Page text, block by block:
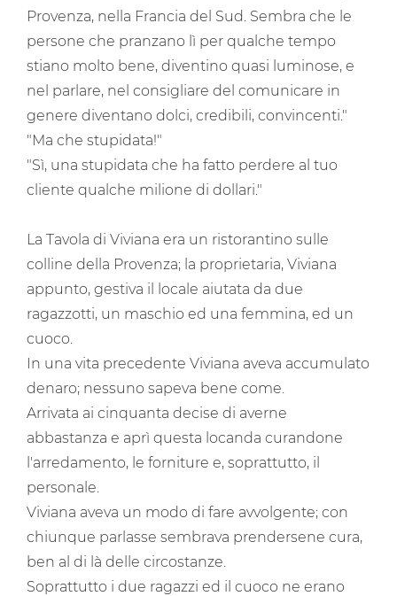
Provenza, nella Francia del Sud. Sembra che le
persone che pranzano lì per qualche tempo
stiano molto bene, diventino quasi luminose, e
nel parlare, nel consigliare del comunicare in
genere diventano dolci, credibili, convincenti."
"Ma che stupidata!"
"Sì, una stupidata che ha fatto perdere al tuo
cliente qualche milione di dollari."
La Tavola di Viviana era un ristorantino sulle
colline della Provenza; la proprietaria, Viviana
appunto, gestiva il locale aiutata da due
ragazzotti, un maschio ed una femmina, ed un
cuoco.
In una vita precedente Viviana aveva accumulato
denaro; nessuno sapeva bene come.
Arrivata ai cinquanta decise di averne
abbastanza e aprì questa locanda curandone
l'arredamento, le forniture e, soprattutto, il
personale.
Viviana aveva un modo di fare avvolgente; con
chiunque parlasse sembrava prendersene cura,
ben al di là delle circostanze.
Soprattutto i due ragazzi ed il cuoco ne erano